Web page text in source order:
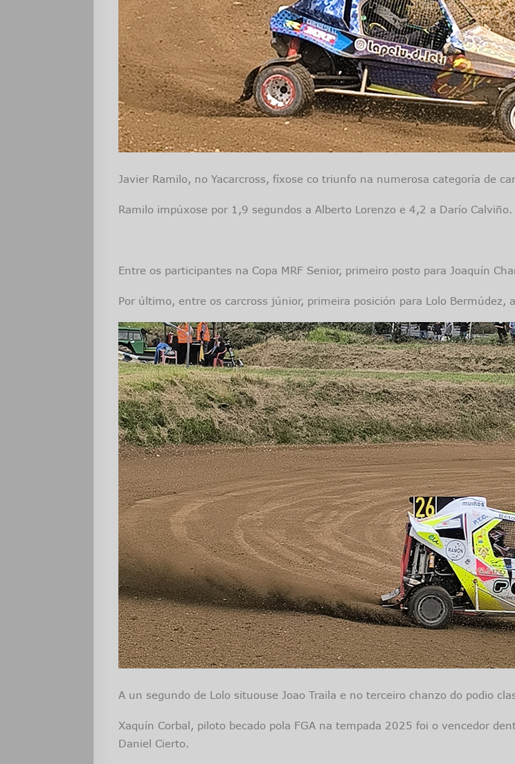
Javier Ramilo, no Yacarcross, fíxose co triunfo na numerosa categoría de
Ramilo impúxose por 1,9 segundos a Alberto Lorenzo e 4,2 a Darío Calviño.
Entre os participantes na Copa MRF Senior, primeiro posto para Joaquín
Por último, entre os carcross júnior, primeira posición para Lolo Bermúdez,
A un segundo de Lolo situouse Joao Traila e no terceiro chanzo do podio
Xaquín Corbal, piloto becado pola FGA na tempada 2025 foi o vencedor
Daniel Cierto.